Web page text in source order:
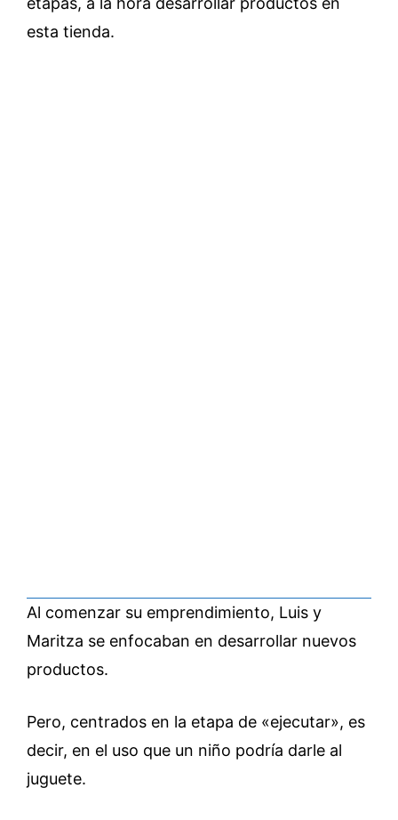
esta tienda.
Al comenzar su emprendimiento, Luis y
Maritza se enfocaban en desarrollar nuevos
productos.
Pero, centrados en la etapa de «ejecutar», es
decir, en el uso que un niño podría darle al
juguete.